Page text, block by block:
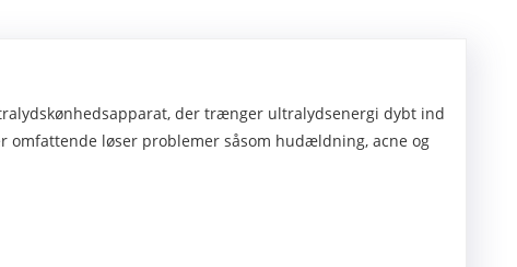
der trænger ultralydsenergi dybt ind
omfattende løser problemer såsom hudældning, acne og